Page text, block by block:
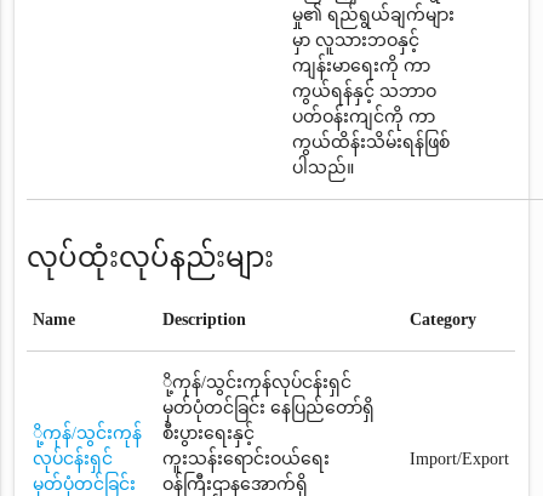
မှု၏ ရည်ရွယ်ချက်များ
မှာ လူသားဘဝနှင့်
ကျန်းမာရေးကို ကာ
ကွယ်ရန်နှင့် သဘာဝ
ပတ်ဝန်းကျင်ကို ကာ
ကွယ်ထိန်းသိမ်းရန်ဖြစ်
ပါသည်။
လုပ်ထုံးလုပ်နည်းများ
Name Description Category
ို့ကုန်/သွင်းကုန်
လုပ်ငန်းရှင်
မှတ်ပုံတင်ခြင်း
ို့ကုန်/သွင်းကုန်လုပ်ငန်းရှင်
မှတ်ပုံတင်ခြင်း နေပြည်တော်ရှိ
စီးပွားရေးနှင့်
ကူးသန်းရောင်းဝယ်ရေး
ဝန်ကြီးဌာနအောက်ရှိ
Import/Export